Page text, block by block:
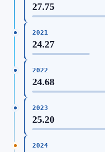
27.75
2021
24.27
2022
24.68
2023
25.20
2024